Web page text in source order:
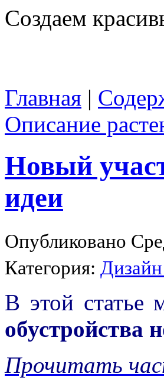
Создаем
Главная |
Описание
Новый
идеи
Опубликовано
Категория: Дизайн
В этой статье
обустройства
Прочитать